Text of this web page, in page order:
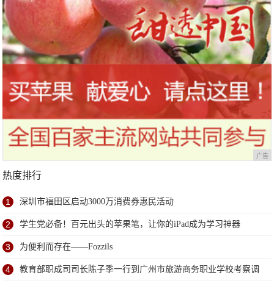
广告
热度排行
1 深圳市福田区启动3000万消费券惠民活动
2 学生党必备！百元出头的苹果笔，让你的iPad成为学习神器
3 为便利而存在——Fozzils
4 教育部职成司司长陈子季一行到广州市旅游商务职业学校考察调